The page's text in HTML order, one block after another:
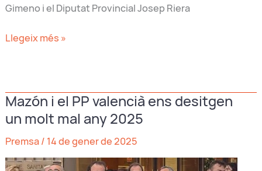
Gimeno i el Diputat Provincial Josep Riera
Baldoví,
visitaran
demà
per
conéixer
Llegeix més »
Mazón i el PP valencià ens desitgen
un molt mal any 2025
Premsa/ 14 de gener de 2025